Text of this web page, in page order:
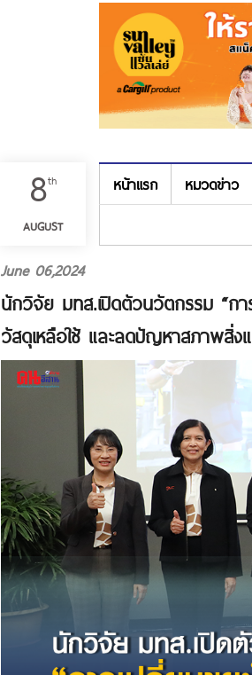
8th
AUGUST
เมนู
หน้าแรก หมวดข่าว
June 06,2024
นักวิจัย มทส.เปิดตัวนวัตกรรม “ก
วัสดุเหลือใช้ และลดปัญหาสภาพสิ่ง